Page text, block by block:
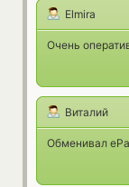
Elmira
Очень
Виталий
Обменивал